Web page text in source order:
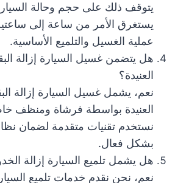
يتوقف ذلك على حجم وحالة
يستغرق الأمر من ساعة إلى
عملية الغسيل والتلميع الأساسية.
هل يتضمن غسيل السيارة إزالة
العنيدة؟
نعم، يشمل غسيل السيارة إزالة
العنيدة بواسطة فرشاة ومنظف
نستخدم تقنيات متقدمة لضمان
بشكل فعال.
هل يشمل تلميع السيارة إزالة
نعم، نحن نقدم خدمات تلميع